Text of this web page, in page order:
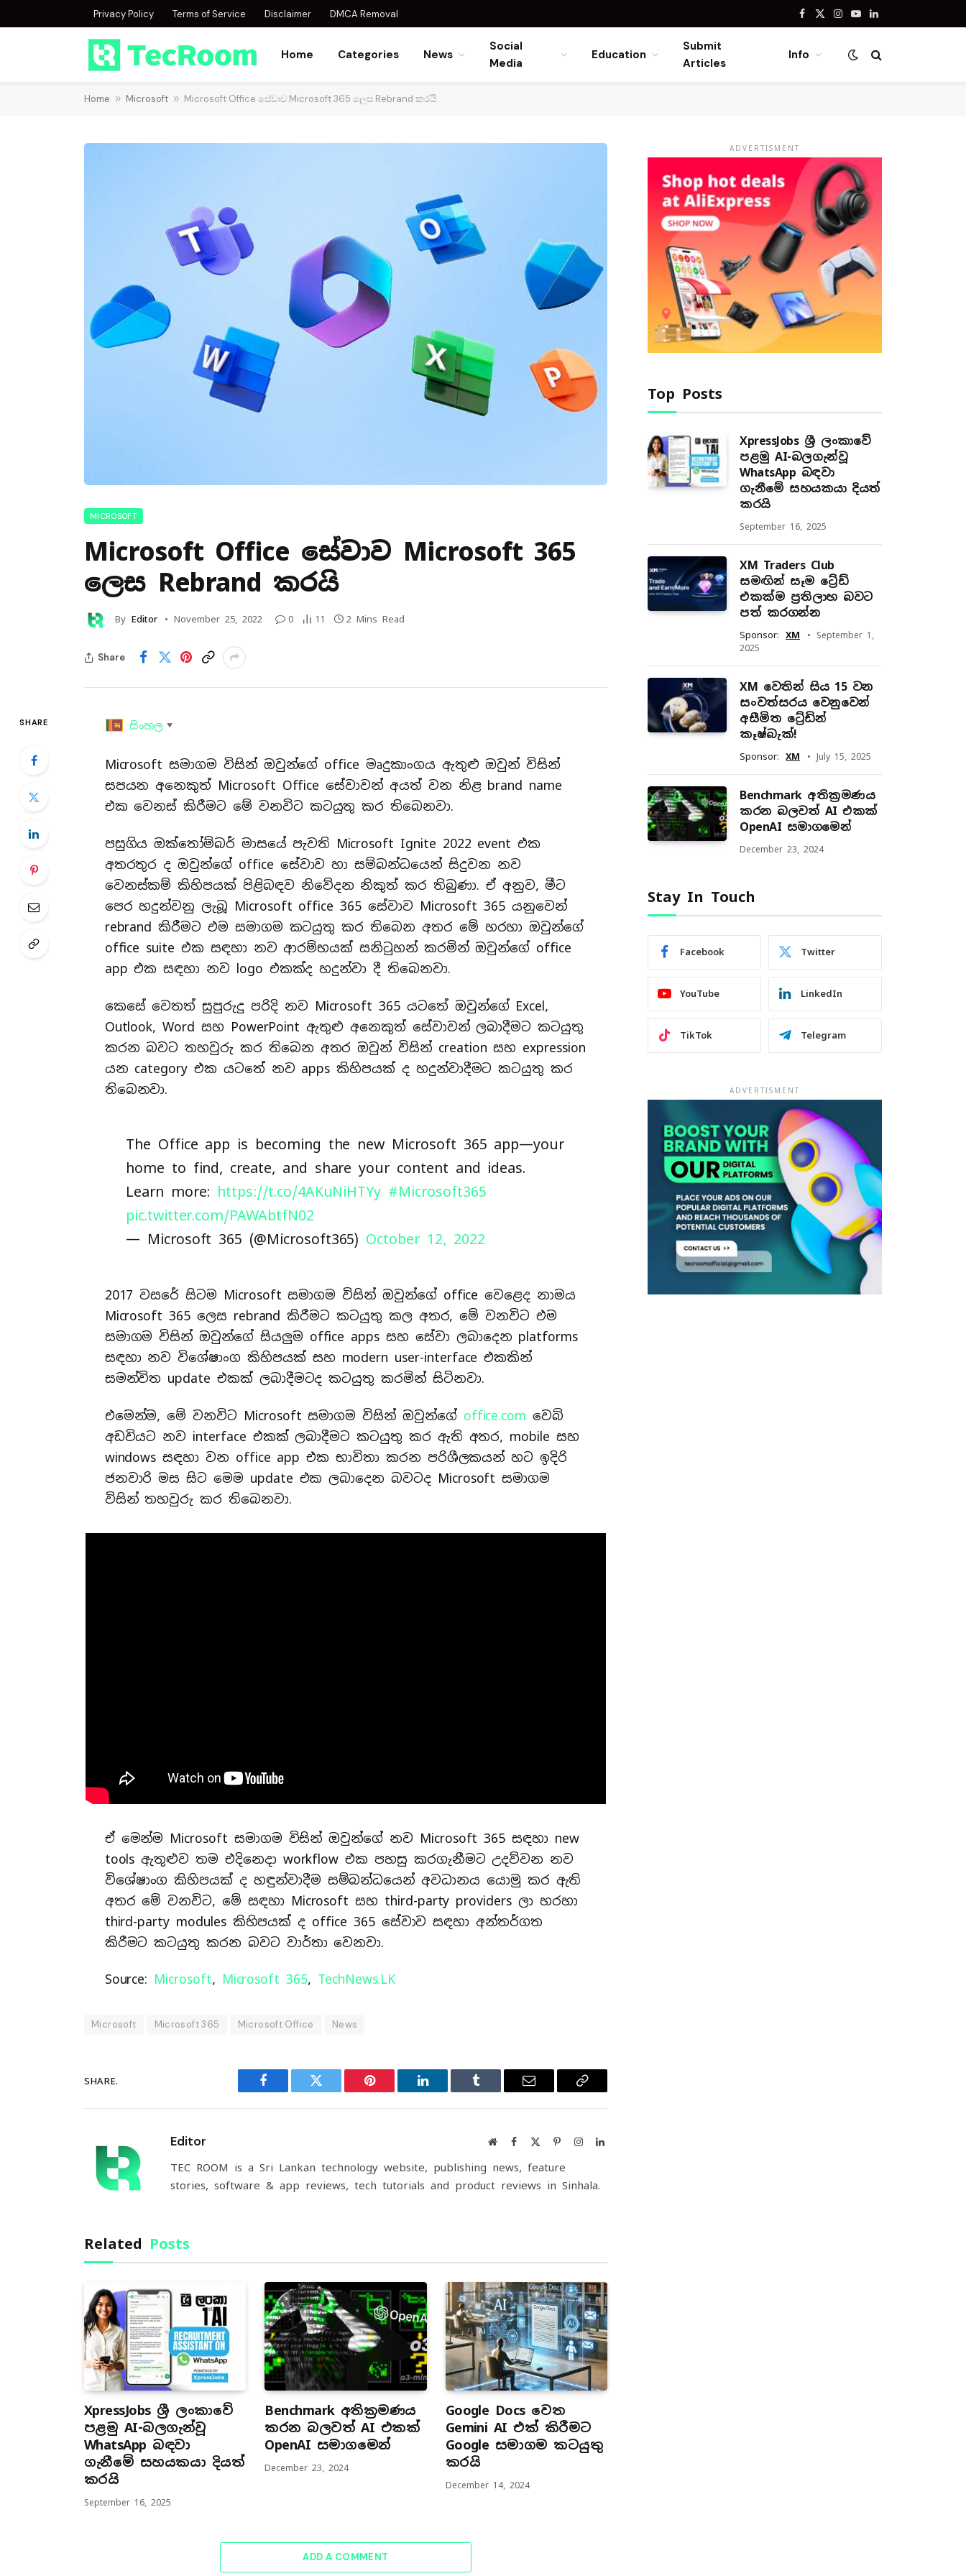
Privacy Policy Terms of Service Disclaimer DMCA Removal Facebook
X
Instagram
YouTubeLinkedIn
Home Categories News
Social
Media
Education
Submit
Articles
Info
Home » Microsoft » Microsoft Office සේවාව Microsoft 365 ලෙස Rebrand කරයි
MICROSOFT
Microsoft Office සේවාව Microsoft 365
ලෙස Rebrand කරයි
By Editor November 25, 2022 0 11 2 Mins Read
Share
SHARE සිංහල ▼
Microsoft සමාගම විසින් ඔවුන්ගේ office මෘදුකාංගය ඇතුළු ඔවුන් විසින්
සපයන අනෙකුත් Microsoft Office සේවාවන් අයත් වන නිළ brand name
එක වෙනස් කිරීමට මේ වනවිට කටයුතු කර තිබෙනවා.
පසුගිය ඔක්තෝම්බර් මාසයේ පැවති Microsoft Ignite 2022 event එක
අතරතුර ද ඔවුන්ගේ office සේවාව හා සම්බන්ධයෙන් සිදුවන නව
වෙනස්කම් කිහිපයක් පිළිබඳව නිවේදන නිකුත් කර තිබුණා. ඒ අනුව, මීට
පෙර හදුන්වනු ලැබූ Microsoft office 365 සේවාව Microsoft 365 යනුවෙන්
rebrand කිරීමට එම සමාගම කටයුතු කර තිබෙන අතර මේ හරහා ඔවුන්ගේ
office suite එක සඳහා නව ආරම්භයක් සනිටුහන් කරමින් ඔවුන්ගේ office
app එක සඳහා නව logo එකක්ද හදුන්වා දී තිබෙනවා.
කෙසේ වෙතත් සුපුරුදු පරිදි නව Microsoft 365 යටතේ ඔවුන්ගේ Excel,
Outlook, Word සහ PowerPoint ඇතුළු අනෙකුත් සේවාවන් ලබාදීමට කටයුතු
කරන බවට තහවුරු කර තිබෙන අතර ඔවුන් විසින් creation සහ expression
යන category එක යටතේ නව apps කිහිපයක් ද හදුන්වාදීමට කටයුතු කර
තිබෙනවා.
The Office app is becoming the new Microsoft 365 app—your
home to find, create, and share your content and ideas.
Learn more: https://t.co/4AKuNiHTYy #Microsoft365
pic.twitter.com/PAWAbtfN02
— Microsoft 365 (@Microsoft365) October 12, 2022
2017 වසරේ සිටම Microsoft සමාගම විසින් ඔවුන්ගේ office වෙළෙද නාමය
Microsoft 365 ලෙස rebrand කිරීමට කටයුතු කල අතර, මේ වනවිට එම
සමාගම විසින් ඔවුන්ගේ සියලුම office apps සහ සේවා ලබාදෙන platforms
සඳහා නව විශේෂාංග කිහිපයක් සහ modern user-interface එකකින්
සමන්විත update එකක් ලබාදීමටද කටයුතු කරමින් සිටිනවා.
එමෙන්ම, මේ වනවිට Microsoft සමාගම විසින් ඔවුන්ගේ office.com වෙබ්
අඩවියට නව interface එකක් ලබාදීමට කටයුතු කර ඇති අතර, mobile සහ
windows සඳහා වන office app එක භාවිතා කරන පරිශීලකයන් හට ඉදිරි
ජනවාරි මස සිට මෙම update එක ලබාදෙන බවටද Microsoft සමාගම
විසින් තහවුරු කර තිබෙනවා.
ඒ මෙන්ම Microsoft සමාගම විසින් ඔවුන්ගේ නව Microsoft 365 සඳහා new
tools ඇතුළුව තම එදිනෙදා workflow එක පහසු කරගැනීමට උදව්වන නව
විශේෂාංග කිහිපයක් ද හඳුන්වාදීම සම්බන්ධයෙන් අවධානය යොමු කර ඇති
අතර මේ වනවිට, මේ සඳහා Microsoft සහ third-party providers ලා හරහා
third-party modules කිහිපයක් ද office 365 සේවාව සඳහා අන්තර්ගත
කිරීමට කටයුතු කරන බවට වාර්තා වෙනවා.
Source: Microsoft, Microsoft 365, TechNews.LK
Microsoft Microsoft 365 Microsoft Office News
SHARE.
Facebook Twitter Pinterest LinkedIn Tumblr Email
Copy
Editor WebsiteFacebook PinterestInstagramLinkedIn
TEC ROOM is a Sri Lankan technology website, publishing news, feature
stories, software & app reviews, tech tutorials and product reviews in Sinhala.
Related Posts
XpressJobs ශ්‍රී ලංකාවේ
පළමු AI-බලගැන්වූ
WhatsApp බඳවා
ගැනීමේ සහයකයා දියත්
කරයි
September 16, 2025
Benchmark අතික්‍රමණය
කරන බලවත් AI එකක්
OpenAI සමාගමෙන්
December 23, 2024
Google Docs වෙත
Gemini AI එක් කිරීමට
Google සමාගම කටයුතු
කරයි
December 14, 2024
ADD A COMMENT
ADVERTISMENT
Top Posts
XpressJobs ශ්‍රී ලංකාවේ
පළමු AI-බලගැන්වූ
WhatsApp බඳවා
ගැනීමේ සහයකයා දියත්
කරයි
September 16, 2025
XM Traders Club
සමඟින් සෑම ට්‍රේඩ්
එකක්ම ප්‍රතිලාභ බවට
පත් කරගන්න
Sponsor: XM
September 1,
2025
XM වෙතින් සිය 15 වන
සංවත්සරය වෙනුවෙන්
අසීමිත ට්‍රේඩින්
කෑෂ්බැක්!
Sponsor: XM July 15, 2025
Benchmark අතික්‍රමණය
කරන බලවත් AI එකක්
OpenAI සමාගමෙන්
December 23, 2024
Stay In Touch
Facebook Twitter
YouTube LinkedIn
TikTok Telegram
ADVERTISMENT